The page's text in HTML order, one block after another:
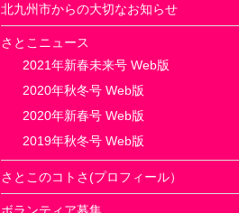
北九州市からの大切なお知らせ
さとこニュース
2021年新春未来号 Web版
2020年秋冬号 Web版
2020年新春号 Web版
2019年秋冬号 Web版
さとこのコトさ(プロフィール）
ボランティア募集